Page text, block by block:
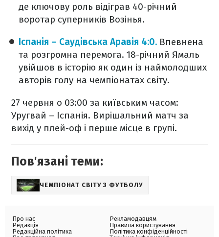
де ключову роль відіграв 40-річний
воротар суперників Возінья.
Іспанія – Саудівська Аравія 4:0. Впевнена
та розгромна перемога. 18-річний Ямаль
увійшов в історію як один із наймолодших
авторів голу на чемпіонатах світу.
27 червня о 03:00 за київським часом:
Уругвай – Іспанія. Вирішальний матч за
вихід у плей-оф і перше місце в групі.
Пов'язані теми:
ЧЕМПІОНАТ СВІТУ З ФУТБОЛУ
Про нас
Редакція
Редакційна політика
Рекламодавцям
Правила користування
Політика конфіденційності